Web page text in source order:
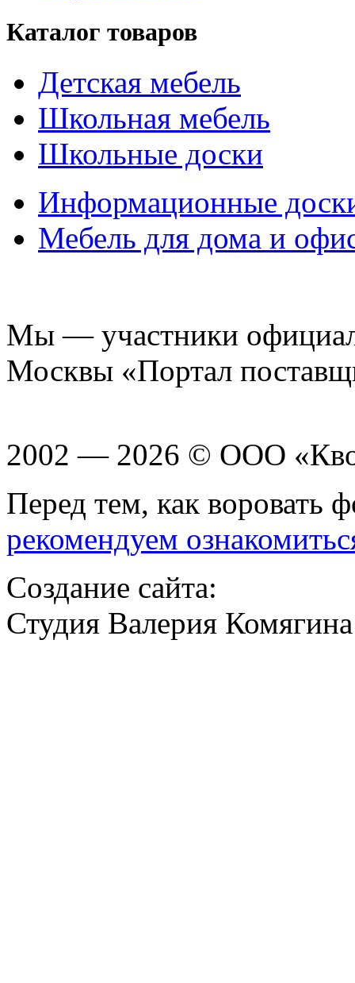
Каталог товаров
Детская мебель
Школьная мебель
Школьные доски
Информационные
Мебель для дома и
Мы — участники
Москвы «Портал
2002 — 2026 © ООО
Перед тем, как воровать
рекомендуем
Создание сайта:
Студия Валерия Комягина